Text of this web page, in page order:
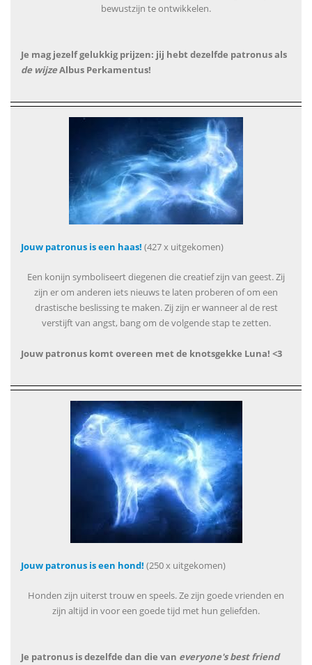
bewustzijn te ontwikkelen.
Je mag jezelf gelukkig prijzen: jij hebt dezelfde patronus als
de wijzeAlbus Perkamentus!
Jouw patronus is een haas! (427 x uitgekomen)
Een konijn symboliseert diegenen die creatief zijn van geest. Zij
zijn er om anderen iets nieuws te laten proberen of om een
drastische beslissing te maken. Zij zijn er wanneer al de rest
verstijft van angst, bang om de volgende stap te zetten.
Jouw patronus komt overeen met de knotsgekke Luna! <3
Jouw patronus is een hond! (250 x uitgekomen)
Honden zijn uiterst trouw en speels. Ze zijn goede vrienden en
zijn altijd in voor een goede tijd met hun geliefden.
Je patronus is dezelfde dan die van everyone's best friend